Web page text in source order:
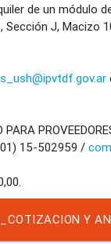
de un módulo
J, Macizo
15-502959 /
Y